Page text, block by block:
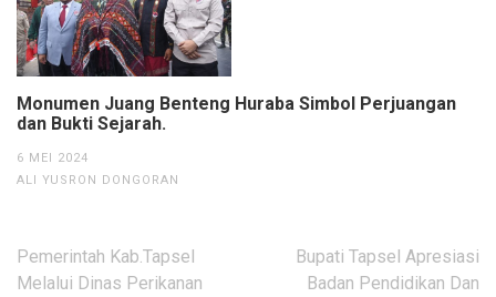
Monumen Juang Benteng Huraba Simbol Perjuangan
dan Bukti Sejarah.
6 MEI 2024
ALI YUSRON DONGORAN
Navigasi
pos
Pemerintah Kab.Tapsel
Melalui Dinas Perikanan
Bupati Tapsel Apresiasi
Badan Pendidikan Dan